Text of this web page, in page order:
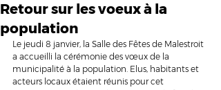
Retour sur les voeux à la
population
Le jeudi 8 janvier, la Salle des Fêtes de Malestroit
a accueilli la cérémonie des vœux de la
municipalité à la population. Elus, habitants et
acteurs locaux étaient réunis pour cet